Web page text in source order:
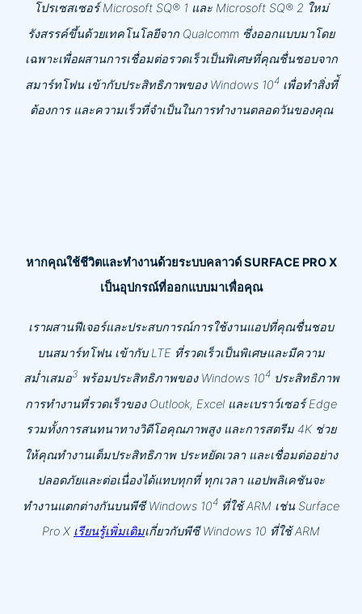
โปรเซสเซอร์ Microsoft SQ® 1 และ Microsoft SQ® 2 ใหม่
รังสรรค์ขึ้นด้วยเทคโนโลยีจาก Qualcomm ซึ่งออกแบบมาโดย
เฉพาะเพื่อผสานการเชื่อมต่อรวดเร็วเป็นพิเศษที่คุณชื่นชอบจาก
สมาร์ทโฟน เข้ากับประสิทธิภาพของ Windows 104เพื่อทำสิ่งที่้
ต้องการ และความเร็วที่จำเป็นในการทำงานตลอดวันของคุณ
หากคุณใช้ชีวิตและทำงานด้วยระบบคลาวด์ SURFACE PRO X
เป็นอุปกรณ์ที่ออกแบบมาเพื่อคุณ
เราผสานฟีเจอร์และประสบการณ์การใช้งานแอปที่คุณชื่นชอบ
บนสมาร์ทโฟน เข้ากับ LTE ที่รวดเร็วเป็นพิเศษและมีความ
สม่ำเสมอ3 พร้อมประสิทธิภาพของ Windows 104ประสิทธิภาพ
การทำงานที่รวดเร็วของ Outlook, Excel และเบราว์เซอร์ Edge
รวมทั้งการสนทนาทางวิดีโอคุณภาพสูง และการสตรีม 4K ช่วย
ให้คุณทำงานเต็มประสิทธิภาพ ประหยัดเวลา และเชื่อมต่ออย่าง
ปลอดภัยและต่อเนื่องได้แทบทุกที่ ทุกเวลา แอปพลิเคชันจะ
ทำงานแตกต่างกันบนพีซี Windows 104 ที่ใช้ ARM เช่น Surface
Pro X เรียนรู้เพิ่มเติมเกี่ยวกับพีซี Windows 10 ที่ใช้ ARM